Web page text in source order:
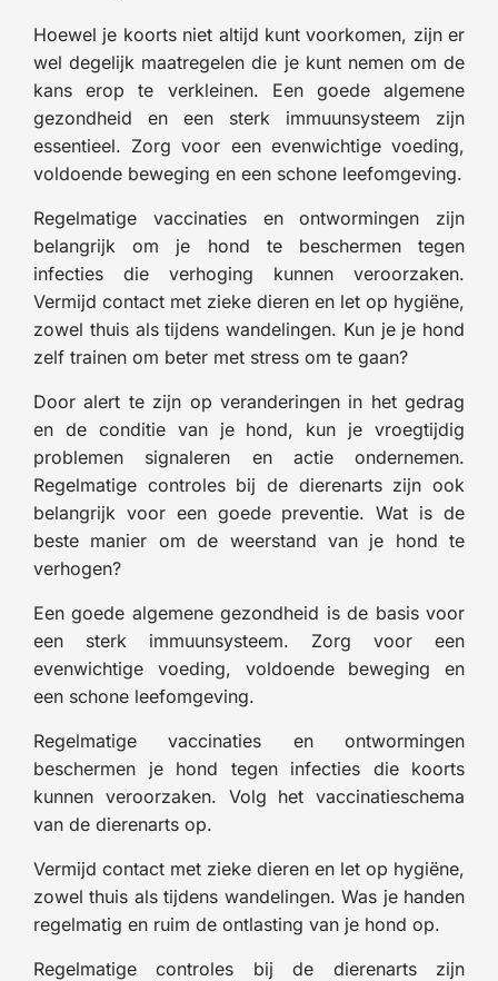
Hoewel je koorts niet altijd kunt voorkomen, zijn er
wel degelijk maatregelen die je kunt nemen om de
kans erop te verkleinen. Een goede algemene
gezondheid en een sterk immuunsysteem zijn
essentieel. Zorg voor een evenwichtige voeding,
voldoende beweging en een schone leefomgeving.
Regelmatige vaccinaties en ontwormingen zijn
belangrijk om je hond te beschermen tegen
infecties die verhoging kunnen veroorzaken.
Vermijd contact met zieke dieren en let op hygiëne,
zowel thuis als tijdens wandelingen. Kun je je hond
zelf trainen om beter met stress om te gaan?
Door alert te zijn op veranderingen in het gedrag
en de conditie van je hond, kun je vroegtijdig
problemen signaleren en actie ondernemen.
Regelmatige controles bij de dierenarts zijn ook
belangrijk voor een goede preventie. Wat is de
beste manier om de weerstand van je hond te
verhogen?
Een goede algemene gezondheid is de basis voor
een sterk immuunsysteem. Zorg voor een
evenwichtige voeding, voldoende beweging en
een schone leefomgeving.
Regelmatige vaccinaties en ontwormingen
beschermen je hond tegen infecties die koorts
kunnen veroorzaken. Volg het vaccinatieschema
van de dierenarts op.
Vermijd contact met zieke dieren en let op hygiëne,
zowel thuis als tijdens wandelingen. Was je handen
regelmatig en ruim de ontlasting van je hond op.
Regelmatige controles bij de dierenarts zijn